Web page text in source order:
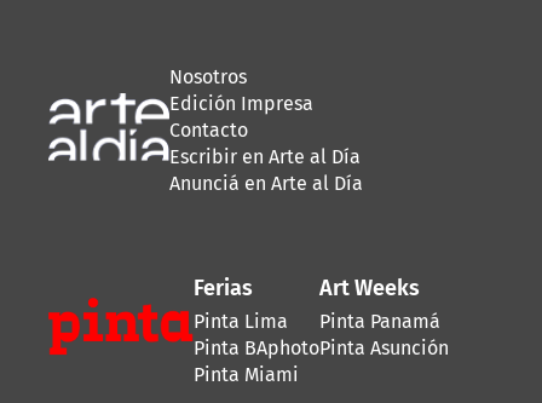
Nosotros
Edición Impresa
Contacto
Escribir en Arte al Día
Anunciá en Arte al Día
Ferias
Pinta Lima
Pinta BAphoto
Pinta Miami
Art Weeks
Pinta Panamá
Pinta Asunción